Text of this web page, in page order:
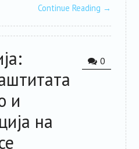
Continue Reading →
0
и
на